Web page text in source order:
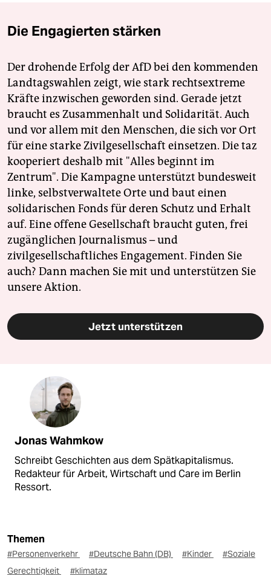
Die Engagierten stärken
Der drohende Erfolg der AfD bei den kommenden
Landtagswahlen zeigt, wie stark rechtsextreme
Kräfte inzwischen geworden sind. Gerade jetzt
braucht es Zusammenhalt und Solidarität. Auch
und vor allem mit den Menschen, die sich vor Ort
für eine starke Zivilgesellschaft einsetzen. Die taz
kooperiert deshalb mit "Alles beginnt im
Zentrum". Die Kampagne unterstützt bundesweit
linke, selbstverwaltete Orte und baut einen
solidarischen Fonds für deren Schutz und Erhalt
auf. Eine offene Gesellschaft braucht guten, frei
zugänglichen Journalismus – und
zivilgesellschaftliches Engagement. Finden Sie
auch? Dann machen Sie mit und unterstützen Sie
unsere Aktion.
Jetzt unterstützen
Jonas Wahmkow
Schreibt Geschichten aus dem Spätkapitalismus.
Redakteur für Arbeit, Wirtschaft und Care im Berlin
Ressort.
Themen
#Personenverkehr #Deutsche Bahn (DB) #Kinder
#Soziale
Gerechtigkeit
#klimataz